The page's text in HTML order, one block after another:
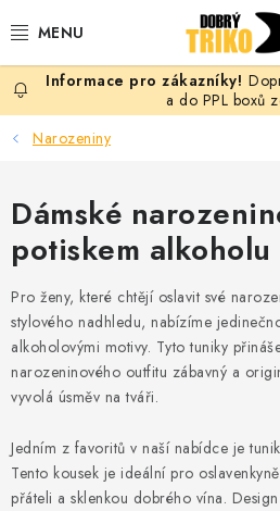
na
PRO ŽENY
PRO MUŽE
PRO DĚTI
DOPLŇKY
PRO PÁRY
VLASTNÍ MOTIV
MIKINY
a do PPL boxů
Narozeniny
Dámské
potiskem alkoholu
Pro ženy, které chtějí oslavit své
stylového nadhledu, nabízíme
alkoholovými motivy. Tyto tuniky
narozeninového outfitu zábavný a
vyvolá úsměv na tváři.
Jedním z favoritů v naší nabídce je
Tento kousek je ideální pro
přáteli a sklenkou dobrého vína.